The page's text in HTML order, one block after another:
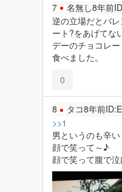
7 名無し8年前
逆の立場だとバ
ート?をあげてな
デーのチョコレ
食べました。
0
8 タコ8年前
>>1
男というのも辛
顔で笑って～♪
顔で笑って腹で